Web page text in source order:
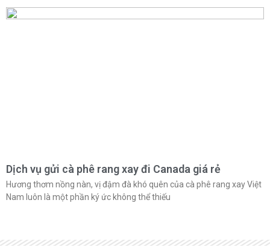
Dịch vụ gửi cà phê rang xay đi Canada giá rẻ
Hương thơm nồng nàn, vị đậm đà khó quên của cà phê rang xay Việt
Nam luôn là một phần ký ức không thể thiếu